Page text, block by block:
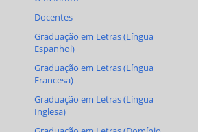
Docentes
Graduação em Letras (Língua
Espanhol)
Graduação em Letras (Língua
Francesa)
Graduação em Letras (Língua
Inglesa)